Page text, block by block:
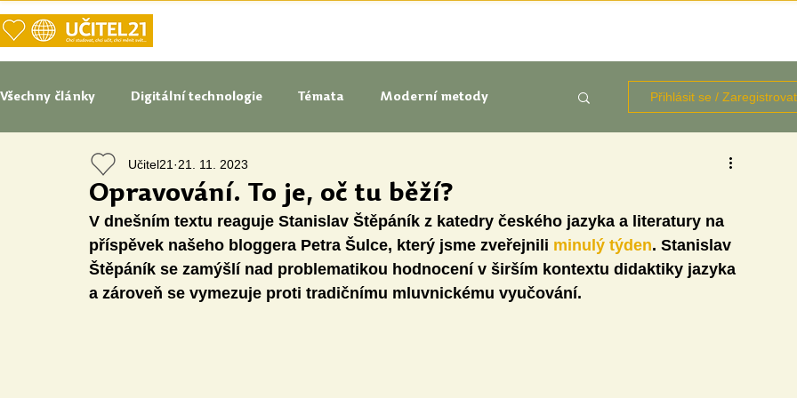
Všechny články Digitální technologie Témata Moderní metody
Tipy do pedagogické praxe Studenti blogují
Senátoři blogují Naše praxe České školství Aktuálně Výzkumy
Přihlásit se /
Opravování. To je, oč tu běží?
Učitel21 21. 11. 2023
V dnešním textu reaguje Stanislav Štěpáník z katedry českého jazyka a literatury na
příspěvek našeho bloggera Petra Šulce, který jsme zveřejnili minulý týden. Stanislav
Štěpáník se zamýšlí nad problematikou hodnocení v širším kontextu didaktiky jazyka
a zároveň se vymezuje proti tradičnímu mluvnickému vyučování.